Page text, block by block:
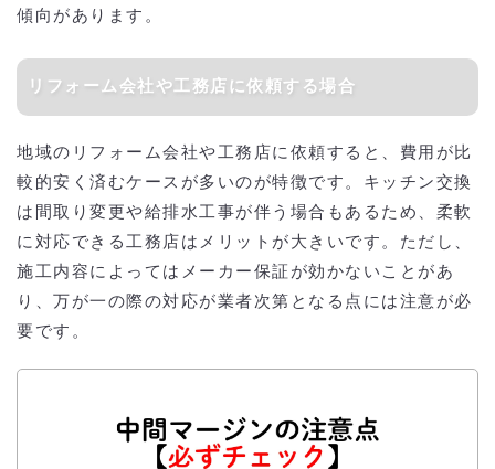
傾向があります。
リフォーム会社や工務店に依頼する場合
地域のリフォーム会社や工務店に依頼すると、費用が比
較的安く済むケースが多いのが特徴です。キッチン交換
は間取り変更や給排水工事が伴う場合もあるため、柔軟
に対応できる工務店はメリットが大きいです。ただし、
施工内容によってはメーカー保証が効かないことがあ
り、万が一の際の対応が業者次第となる点には注意が必
要です。